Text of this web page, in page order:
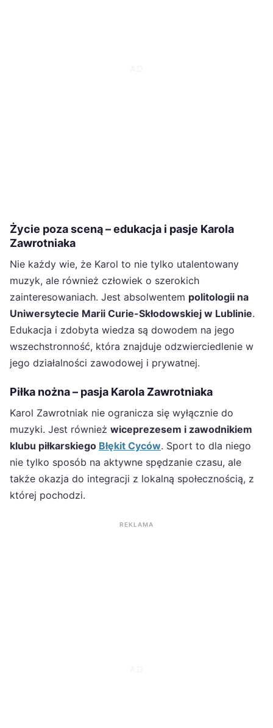
Życie poza sceną – edukacja i pasje Karola
Zawrotniaka
Nie każdy wie, że Karol to nie tylko utalentowany
muzyk, ale również człowiek o szerokich
zainteresowaniach. Jest absolwentem politologii na
Uniwersytecie Marii Curie-Skłodowskiej w Lublinie.
Edukacja i zdobyta wiedza są dowodem na jego
wszechstronność, która znajduje odzwierciedlenie w
jego działalności zawodowej i prywatnej.
Piłka nożna – pasja Karola Zawrotniaka
Karol Zawrotniak nie ogranicza się wyłącznie do
muzyki. Jest również wiceprezesem i zawodnikiem
klubu piłkarskiego Błękit Cyców. Sport to dla niego
nie tylko sposób na aktywne spędzanie czasu, ale
także okazja do integracji z lokalną społecznością, z
której pochodzi.
REKLAMA